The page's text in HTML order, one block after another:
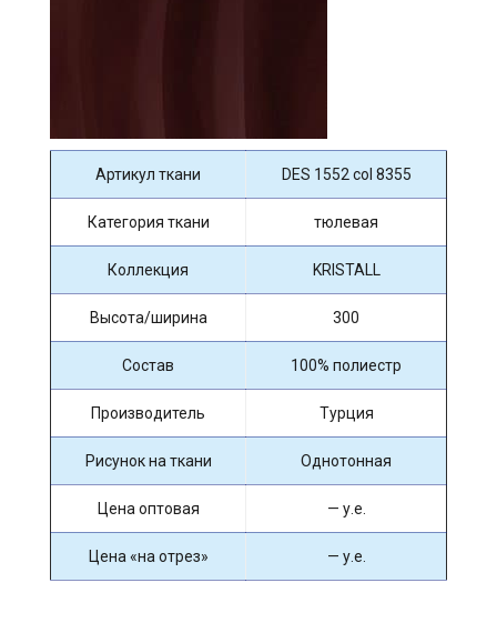
Артикул ткани DES 1552 col 8355
Категория ткани тюлевая
Коллекция KRISTALL
Высота/ширина 300
Состав 100% полиестр
Производитель Турция
Рисунок на ткани Однотонная
Цена оптовая — у.е.
Цена «на отрез» — у.е.